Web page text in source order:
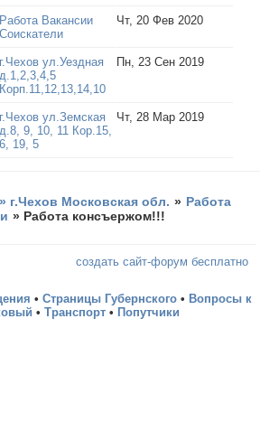
Работа Вакансии
Соискатели
Чт, 20 Фев 2020
г.Чехов ул.Уездная
д.1,2,3,4,5
Корп.11,12,13,14,10
Пн, 23 Сен 2019
г.Чехов ул.Земская
д.8, 9, 10, 11 Кор.15,
6, 19, 5
Чт, 28 Мар 2019
г.Чехов Московская обл. » Работа
» Работа консъержом!!!
создать сайт-форум бесплатно
• Страницы Губернского • Вопросы к
• Транспорт • Попутчики